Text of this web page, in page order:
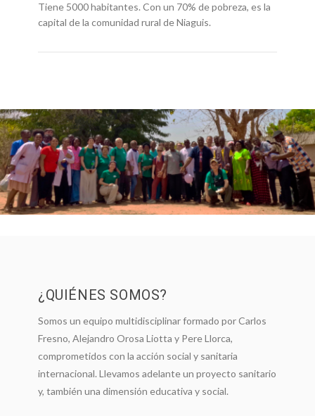
Tiene 5000 habitantes. Con un 70% de pobreza, es la
capital de la comunidad rural de Niaguis.
¡SUMATE!
¿QUIÉNES SOMOS?
Somos un equipo multidisciplinar formado por Carlos
Fresno, Alejandro Orosa Liotta y Pere Llorca,
comprometidos con la acción social y sanitaria
internacional. Llevamos adelante un proyecto sanitario
y, también una dimensión educativa y social.